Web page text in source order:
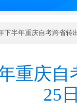
下半年重庆自考跨省转
重庆
25